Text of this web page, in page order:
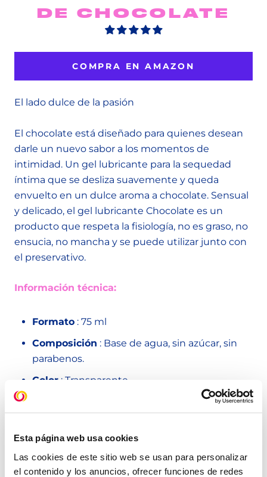
Esta página web usa cookies
Las cookies de este sitio web se usan para personalizar
el contenido y los anuncios, ofrecer funciones de redes
DE CHOCOLATE
COMPRA EN AMAZON
El lado dulce de la pasión
El chocolate está diseñado para quienes desean
darle un nuevo sabor a los momentos de
intimidad. Un gel lubricante para la sequedad
íntima que se desliza suavemente y queda
envuelto en un dulce aroma a chocolate. Sensual
y delicado, el gel lubricante Chocolate es un
producto que respeta la fisiología, no es graso, no
ensucia, no mancha y se puede utilizar junto con
el preservativo.
Información técnica:
Formato : 75 ml
Composición : Base de agua, sin azúcar, sin
parabenos.
Color : Transparente
Uso: Vaginal
Hecho en España*